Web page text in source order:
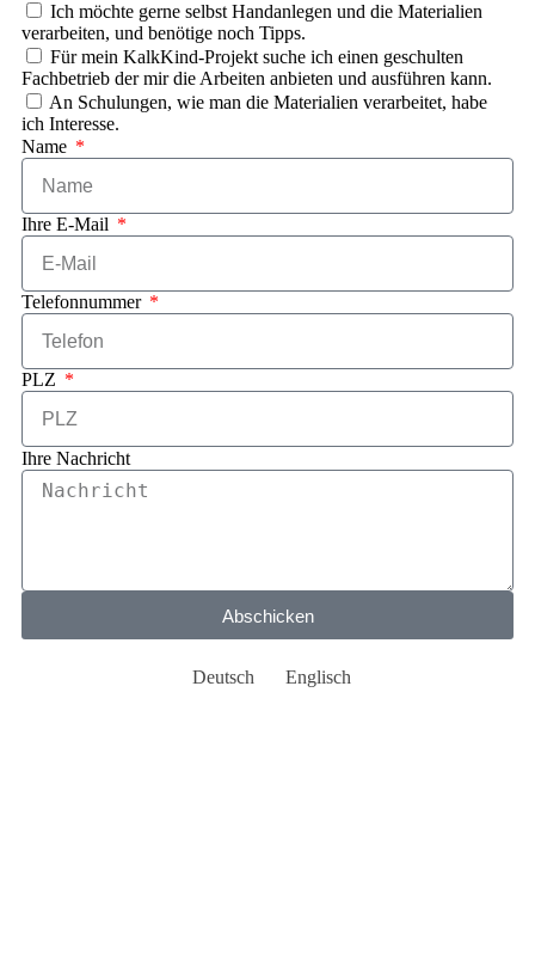
Ich möchte gerne selbst Handanlegen und die Materialien
verarbeiten, und benötige noch Tipps.
Für mein KalkKind-Projekt suche ich einen geschulten
Fachbetrieb der mir die Arbeiten anbieten und ausführen kann.
An Schulungen, wie man die Materialien verarbeitet, habe
ich Interesse.
Name
Ihre E-Mail
Telefonnummer
PLZ
Ihre Nachricht
Abschicken
Deutsch Englisch